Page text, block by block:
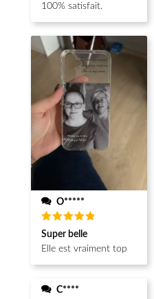
100% satisfait.
O*****
Note 5
sur 5
Super belle
Elle est vraiment top
C****